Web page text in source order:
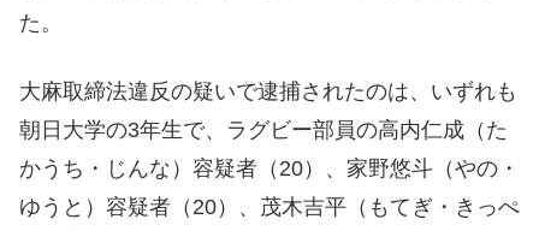
た。
大麻取締法違反の疑いで逮捕されたのは、いずれも
朝日大学の3年生で、ラグビー部員の高内仁成（た
かうち・じんな）容疑者（20）、家野悠斗（やの・
ゆうと）容疑者（20）、茂木吉平（もてぎ・きっぺ